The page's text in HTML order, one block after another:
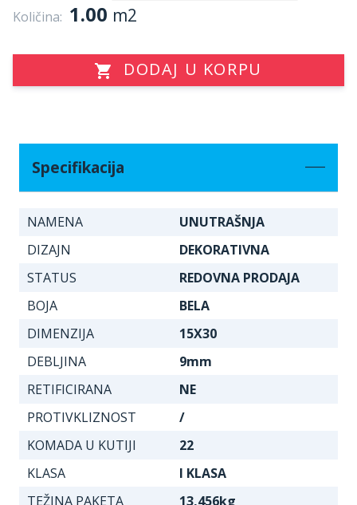
Količina: 1.00 m2
DODAJ U KORPU
Specifikacija
NAMENA
UNUTRAŠNJA
DIZAJN
DEKORATIVNA
STATUS
REDOVNA PRODAJA
BOJA
BELA
DIMENZIJA
15X30
DEBLJINA
9mm
RETIFICIRANA
NE
PROTIVKLIZNOST
/
KOMADA U KUTIJI
22
KLASA
I KLASA
TEŽINA PAKETA
13,456kg